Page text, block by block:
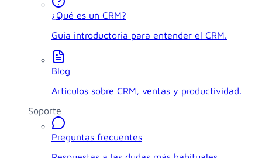
¿Qué es un CRM?
Guía introductoria para entender el CRM.
Blog
Artículos sobre CRM, ventas y productividad.
Soporte
Preguntas frecuentes